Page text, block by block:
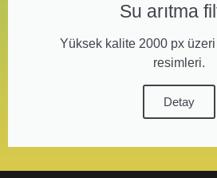
Su arıtma
Yüksek kalite 2000 px üzeri
resimleri.
Detay